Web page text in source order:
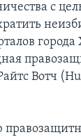
с
города
Вотч